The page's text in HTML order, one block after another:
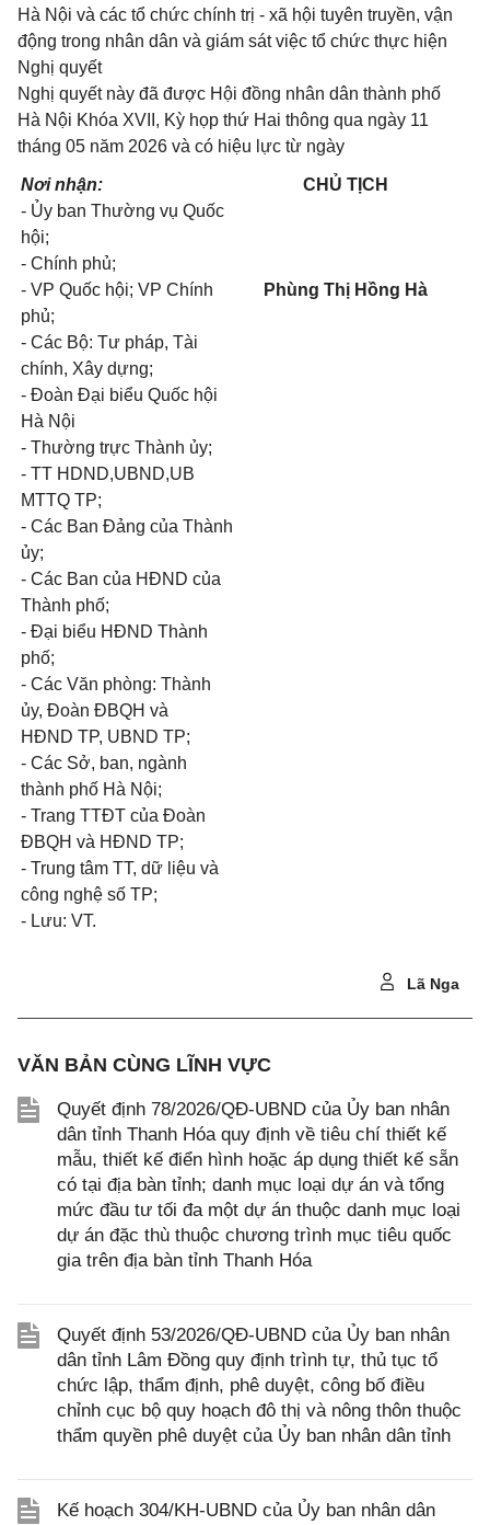
Hà Nội và các tổ chức chính trị - xã hội tuyên truyền, vận
động trong nhân dân và giám sát việc tổ chức thực hiện
Nghị quyết
Nghị quyết này đã được Hội đồng nhân dân thành phố
Hà Nội Khóa XVII, Kỳ họp thứ Hai thông qua ngày 11
tháng 05 năm 2026 và có hiệu lực từ ngày
Nơi nhận:
- Ủy ban Thường vụ Quốc
hội;
- Chính phủ;
- VP Quốc hội; VP Chính
phủ;
- Các Bộ: Tư pháp, Tài
chính, Xây dựng;
- Đoàn Đại biểu Quốc hội
Hà Nội
- Thường trực Thành ủy;
- TT HDND,UBND,UB
MTTQ TP;
- Các Ban Đảng của Thành
ủy;
- Các Ban của HĐND của
Thành phố;
- Đại biểu HĐND Thành
phố;
- Các Văn phòng: Thành
ủy, Đoàn ĐBQH và
HĐND TP, UBND TP;
- Các Sở, ban, ngành
thành phố Hà Nội;
- Trang TTĐT của Đoàn
ĐBQH và HĐND TP;
- Trung tâm TT, dữ liệu và
công nghệ số TP;
- Lưu: VT.
CHỦ TỊCH
Phùng Thị Hồng Hà
Lã Nga
VĂN BẢN CÙNG LĨNH VỰC
Quyết định 78/2026/QĐ-UBND của Ủy ban nhân
dân tỉnh Thanh Hóa quy định về tiêu chí thiết kế
mẫu, thiết kế điển hình hoặc áp dụng thiết kế sẵn
có tại địa bàn tỉnh; danh mục loại dự án và tổng
mức đầu tư tối đa một dự án thuộc danh mục loại
dự án đặc thù thuộc chương trình mục tiêu quốc
gia trên địa bàn tỉnh Thanh Hóa
Quyết định 53/2026/QĐ-UBND của Ủy ban nhân
dân tỉnh Lâm Đồng quy định trình tự, thủ tục tổ
chức lập, thẩm định, phê duyệt, công bố điều
chỉnh cục bộ quy hoạch đô thị và nông thôn thuộc
thẩm quyền phê duyệt của Ủy ban nhân dân tỉnh
Kế hoạch 304/KH-UBND của Ủy ban nhân dân